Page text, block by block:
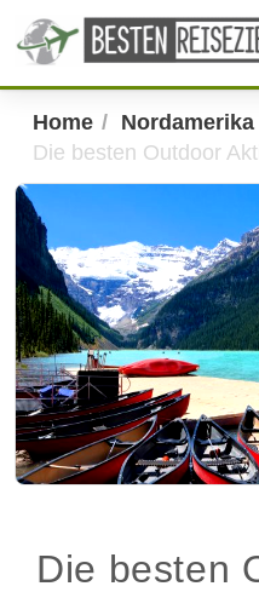
Home Nordamerika
Die besten Outdoor
Die besten